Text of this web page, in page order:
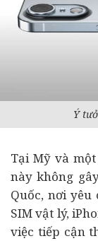
Ý
Tại Mỹ và
này không
Quốc, nơi
SIM vật lý,
việc tiếp cận